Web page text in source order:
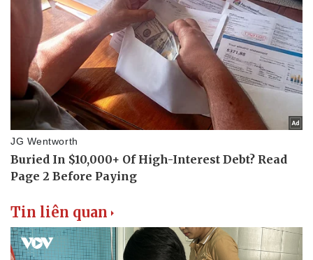
Thể thao
Bóng đá
Lịch thi đấu bóng đá
Thế giới thể thao
eSports
Hậu trường
Ô tô - Xe máy
Ô tô
Xe máy
Tư vấn
Tin liên quan